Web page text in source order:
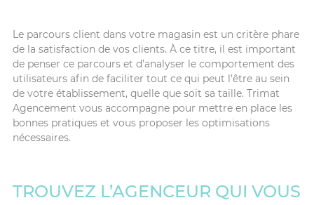
Le parcours client dans votre magasin est un critère phare
de la satisfaction de vos clients. À ce titre, il est important
de penser ce parcours et d’analyser le comportement des
utilisateurs afin de faciliter tout ce qui peut l’être au sein
de votre établissement, quelle que soit sa taille. Trimat
Agencement vous accompagne pour mettre en place les
bonnes pratiques et vous proposer les optimisations
nécessaires.
TROUVEZ L’AGENCEUR QUI VOUS